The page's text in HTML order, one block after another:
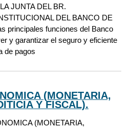
JUNTA DEL BR.
DEL BANCO DE
principales funciones del Banco
y garantizar el seguro y eficiente
de pagos
(MONETARIA,
Y FISCAL).
(MONETARIA,